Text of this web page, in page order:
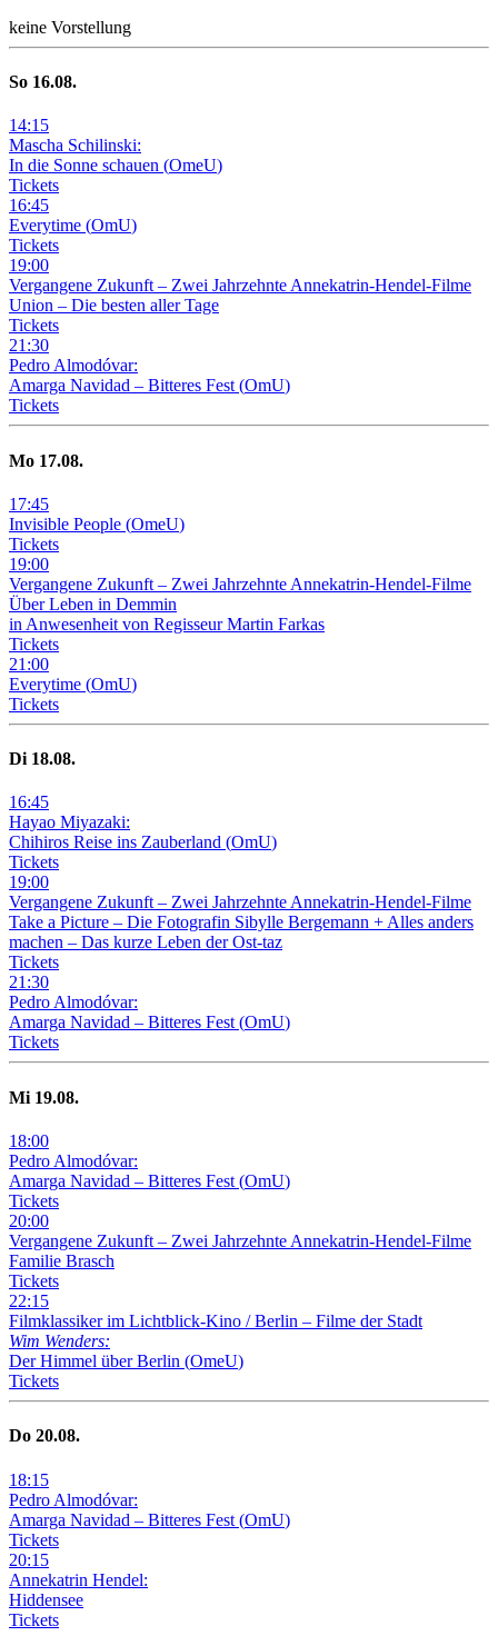
keine Vorstellung
So 16.08.
14:15
Mascha Schilinski:
In die Sonne schauen (OmeU)
Tickets
16:45
Everytime (OmU)
Tickets
19:00
Vergangene Zukunft – Zwei Jahrzehnte Annekatrin-Hendel-Filme
Union – Die besten aller Tage
Tickets
21 :30
Pedro Almodóvar:
Amarga Navidad – Bitteres Fest (OmU)
Tickets
Mo 17.08.
17:45
Invisible People (OmeU)
Tickets
19:00
Vergangene Zukunft – Zwei Jahrzehnte Annekatrin-Hendel-Filme
Über Leben in Demmin
in Anwesenheit von Regisseur Martin Farkas
Tickets
21 :00
Everytime (OmU)
Tickets
Di 18.08.
16:45
Hayao Miyazaki:
Chihiros Reise ins Zauberland (OmU)
Tickets
19:00
Vergangene Zukunft – Zwei Jahrzehnte Annekatrin-Hendel-Filme
Take a Picture – Die Fotografin Sibylle Bergemann + Alles anders
machen – Das kurze Leben der Ost-taz
Tickets
21:30
Pedro Almodóvar:
Amarga Navidad – Bitteres Fest(OmU)
Tickets
Mi 19.08.
18:00
Pedro Almodóvar:
Amarga Navidad – Bitteres Fest (OmU)
Tickets
20:00
Vergangene Zukunft – Zwei Jahrzehnte Annekatrin-Hendel-Filme
Familie Brasch
Tickets
22:15
Filmklassiker im Lichtblick-Kino /Berlin – Filme der Stadt
Wim Wenders:
Der Himmel über Berlin (OmeU)
Tickets
Do 20.08.
18:15
Pedro Almodóvar:
Amarga Navidad – Bitteres Fest (OmU)
Tickets
20:15
Annekatrin Hendel:
Hiddensee
Tickets